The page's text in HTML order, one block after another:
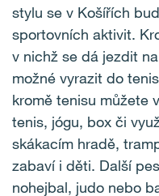
stylu se v Košířích
sportovních aktivit.
v nichž se dá jezdit
možné vyrazit do
kromě tenisu můžete
tenis, jógu, box či
skákacím hradě,
zabaví i děti. Další
nohejbal, judo nebo